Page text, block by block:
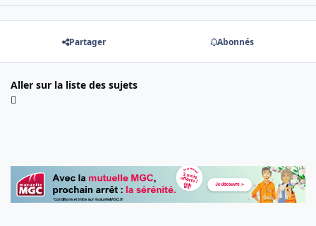
Partager Abonnés
Aller sur la liste des sujets